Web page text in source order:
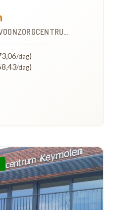
(WZC)
/dag)
/dag)